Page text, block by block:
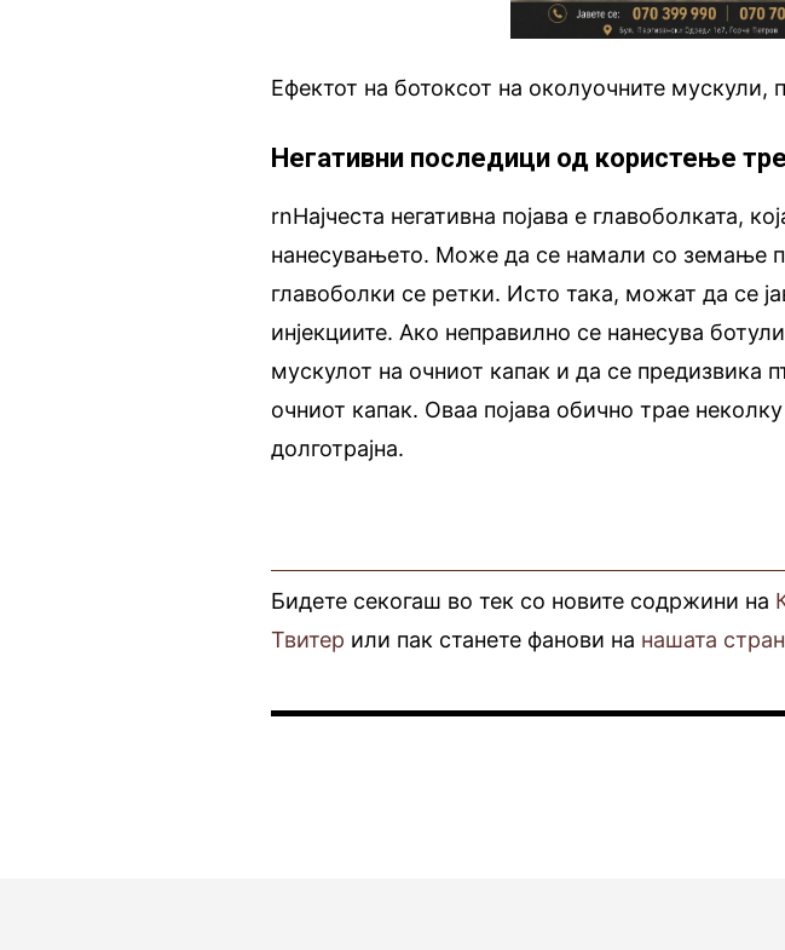
Ефектот на ботоксот на околуочните мускули,
Негативни последици од користење
rnНајчеста негативна појава е главоболката,
нанесувањето. Може да се намали со земање
главоболки се ретки. Исто така, можат да се
инјекциите. Ако неправилно се нанесува
мускулот на очниот капак и да се предизвика
очниот капак. Оваа појава обично трае
долготрајна.
Бидете секогаш во тек со новите содржини на
Твитер или пак станете фанови на нашата